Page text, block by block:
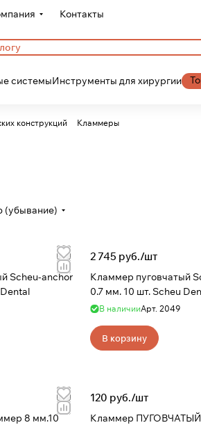
Контакты
системыИнструменты для хирургии
конструкций Кламмеры
(убывание)
2 745 руб./шт
Кламмер пуговчатый
0.7 мм. 10 шт. Scheu
В наличииАрт. 2049
В корзину
8 мм.10
120 руб./шт
Кламмер ПУГОВЧАТЫЙ